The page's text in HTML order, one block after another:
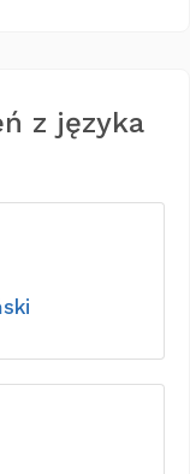
z języka